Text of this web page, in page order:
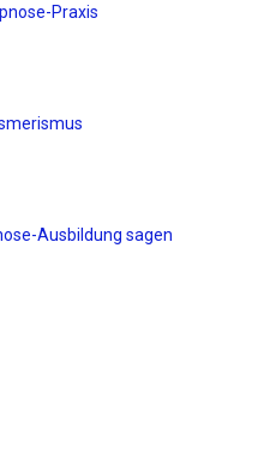
Praxis
Ausbildung sagen